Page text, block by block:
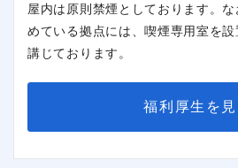
屋内は原則禁煙としております。
めている拠点には、喫煙専用室を
講じております。
福利厚生を見